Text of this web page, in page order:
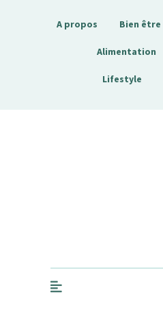
A propos Bien être
Alimentation
Lifestyle